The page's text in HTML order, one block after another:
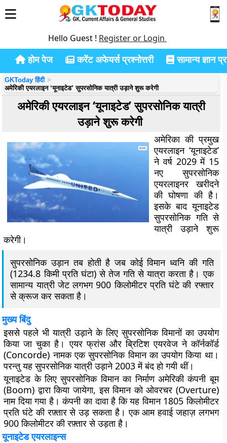
Hello Guest ! Register or Login
होम पेज करेंट अफेयर्स प्रश्नोत्तरी सामान्य ज्ञान
GKToday हिंदी
अमेरिकी एयरलाइन ‘यूनाइटेड’ सुपरसोनिक यात्री उड़ाने शुरू करेगी
अमेरिकी एयरलाइन ‘यूनाइटेड’ सुपरसोनिक यात्री
उड़ाने शुरू करेगी
अमेरिका की प्रमुख
एयरलाइन ‘यूनाइटेड’
ने वर्ष 2029 में 15
नए सुपरसोनिक
एयरलाइनर खरीदने
की घोषणा की है।
इसके बाद यूनाइटेड
सुपरसोनिक गति से
यात्री उड़ाने शुरू
करेगी।
सुपरसोनिक उड़ानतब होती है जब कोई विमान ध्वनि की गति
(1234.8 किमी प्रति घंटा) से तेज गति से यात्रा करता है। एक
सामान्य यात्री जेट लगभग 900 किलोमीटर प्रति घंटे की रफ्तार
से क्रूज कर सकता है।
मुख्य बिंदु
इससे पहले भी यात्री उड़ाने के लिए सुपरसोनिक विमानों का उपयोग
किया जा चुका है। एयर फ्रांस और ब्रिटिश एयरवेज ने कॉर्नकॉर्ड
(Concorde) नामक एक सुपरसोनिक विमान का उपयोग किया था।
परन्तु यह सुपरसोनिक यात्री उड़ाने 2003 में बंद हो गयी थीं।
यूनाइटेड के लिए सुपरसोनिक विमान का निर्माण अमेरिकी कंपनी बूम
(Boom) द्वारा किया जायेगा, इस विमान को ओवरचर (Overture)
नाम दिया गया है। कंपनी का दावा है कि यह विमान 1805 किलोमीटर
प्रति घंटे की रफ़्तार से उड़ सकता है। एक आम हवाई जहाज़ लगभग
900 किलोमीटर की रफ़्तार से उड़ता है।
यूनाइटेड एयरलाइन्स